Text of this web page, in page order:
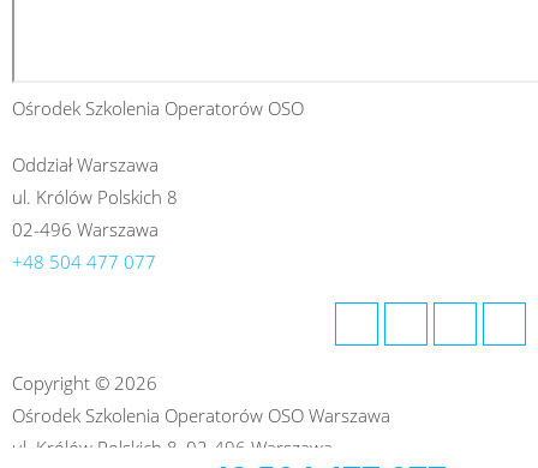
Ośrodek Szkolenia Operatorów OSO
Oddział Warszawa
ul. Królów Polskich 8
02-496 Warszawa
+48 504 477 077
Copyright © 2026
Ośrodek Szkolenia Operatorów OSO Warszawa
ul. Królów Polskich 8, 02-496 Warszawa